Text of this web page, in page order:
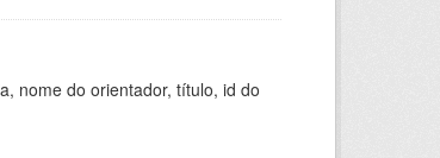
nome do orientador, título, id do